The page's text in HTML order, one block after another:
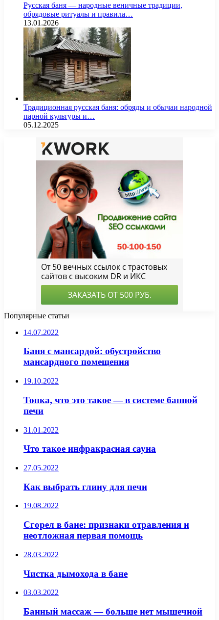
Русская баня — народные веничные традиции,
обрядовые ритуалы и правила…
13.01.2026
Традиционная русская баня: обряды и обычаи народной
парной культуры и…
05.12.2025
Популярные статьи
14.07.2022
Баня с мансардой: обустройство
мансардного помещения
19.10.2022
Топка, что это такое — в системе банной
печи
31.01.2022
Что такое инфракрасная сауна
27.05.2022
Как выбрать глину для печи
19.08.2022
Сгорел в бане: признаки отравления и
неотложная первая помощь
28.03.2022
Чистка дымохода в бане
03.03.2022
Банный массаж — больше нет мышечной